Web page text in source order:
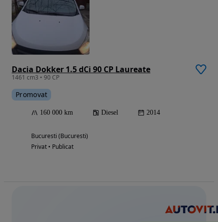
Dacia Dokker 1.5 dCi 90 CP Laureate
1461 cm3 • 90 CP
Promovat
160 000 km Diesel 2014
Bucuresti (Bucuresti)
Privat • Publicat